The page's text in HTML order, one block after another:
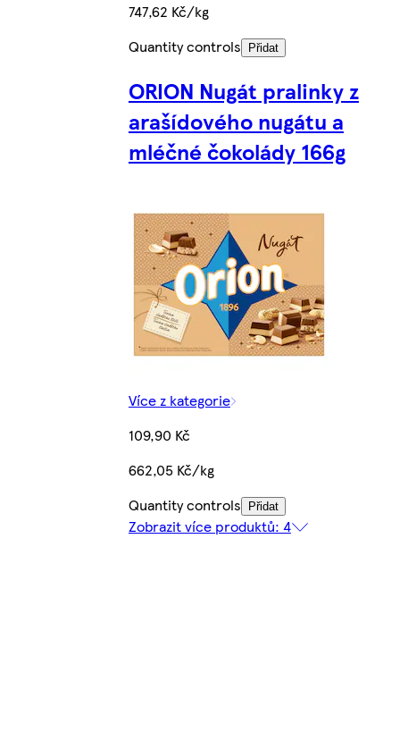
747,62 Kč/kg
Quantity controls
Přidat
ORION Nugát pralinky z
arašídového nugátu a
mléčné čokolády 166g
Více z kategorie
109,90 Kč
662,05 Kč/kg
Quantity controls
Přidat
Zobrazit více produktů: 4